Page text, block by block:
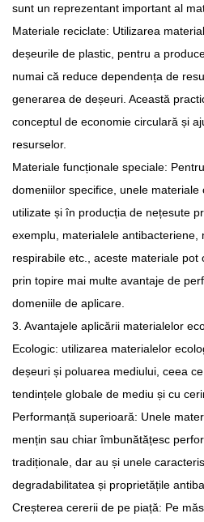
sunt un reprezentant important al
Materiale reciclate: Utilizarea
deșeurile de plastic, pentru a
numai că reduce dependența de
generarea de deșeuri. Această
conceptul de economie circulară și
resurselor.
Materiale funcționale speciale:
domeniilor specifice, unele materiale
utilizate și în producția de nețesute
exemplu, materialele antibacteriene,
respirabile etc., aceste materiale pot
prin topire mai multe avantaje de
domeniile de aplicare.
3. Avantajele aplicării materialelor
Ecologic: utilizarea materialelor
deșeuri și poluarea mediului, ceea
tendințele globale de mediu și cu
Performanță superioară: Unele
mențin sau chiar îmbunătățesc
tradiționale, dar au și unele
degradabilitatea și proprietățile
Creșterea cererii de pe piață: Pe